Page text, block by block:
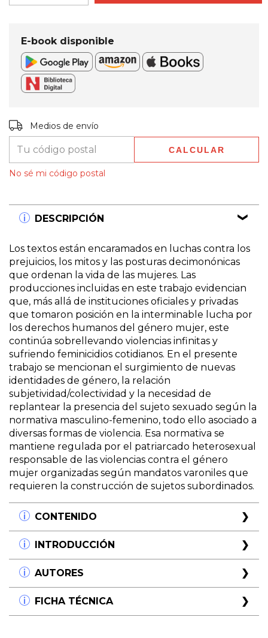
E-book disponible
Entregas para el CP:
Medios de envío
CALCULAR
No sé mi código postal
DESCRIPCIÓN
Los textos están encaramados en luchas contra los
prejuicios, los mitos y las posturas decimonónicas
que ordenan la vida de las mujeres. Las
producciones incluidas en este trabajo evidencian
que, más allá de instituciones oficiales y privadas
que tomaron posición en la interminable lucha por
los derechos humanos del género mujer, este
continúa sobrellevando violencias infinitas y
sufriendo feminicidios cotidianos. En el presente
trabajo se mencionan el surgimiento de nuevas
identidades de género, la relación
subjetividad/colectividad y la necesidad de
replantear la presencia del sujeto sexuado según la
normativa masculino-femenino, todo ello asociado a
diversas formas de violencia. Esa normativa se
mantiene regulada por el patriarcado heterosexual
responsable de las violencias contra el género
mujer organizadas según mandatos varoniles que
requieren la construcción de sujetos subordinados.
CONTENIDO
PARTE I. VÍCTIMAS Y DISCRIMINACIÓN
01. La víctima: generalidades introductorias
02. La discriminación sexual
03. La diversidad en las organizaciones familiares
04. La discriminación de la mujer en América Latina
05. La niña
06. Violencia contra las mujeres
INTRODUCCIÓN
La práctica masculina de violar es un quehacer que
los varones comparten con los orangutanes y los
gorilas; estos simios son los grandes violadores de las
praderas africanas, a diferencia de los chimpancés,
que ejercen la violencia familiar con las hembras del
AUTORES
Eva Giberti
Licenciada en Psicología (UBA). Asistente Social
(Facultad de Derecho -UBA). Doctora Honoris
FICHA TÉCNICA